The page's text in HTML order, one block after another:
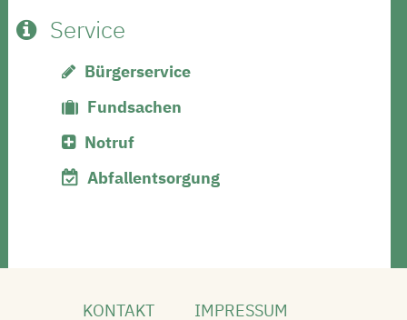
Service
Bürgerservice
Fundsachen
Notruf
Abfallentsorgung
KONTAKT IMPRESSUM